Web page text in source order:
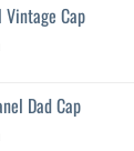
Vintage Cap
Dad Cap